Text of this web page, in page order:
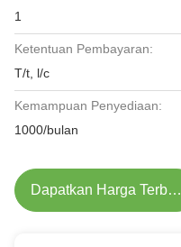
1
Ketentuan Pembayaran:
T/t, l/c
Kemampuan Penyediaan:
1000/bulan
Dapatkan Harga Terbaik